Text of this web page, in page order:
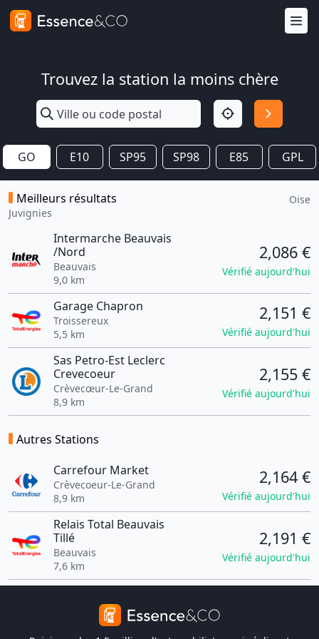
Trouvez la station la moins chère
GO E10 SP95 SP98 E85 GPL
Meilleurs résultats
Juvignies
Oise
Intermarche Beauvais
/Nord
Beauvais
9,0 km
2,086 €
Vérifié aujourd'hui
Garage Chapron
Troissereux
5,5 km
2,151 €
Vérifié aujourd'hui
Sas Petro-Est Leclerc
Crevecoeur
Crèvecœur-Le-Grand
8,9 km
2,155 €
Vérifié aujourd'hui
Autres Stations
Carrefour Market
Crèvecoeur-Le-Grand
8,9 km
2,164 €
Vérifié aujourd'hui
Relais Total Beauvais
Tillé
Beauvais
7,6 km
2,191 €
Vérifié aujourd'hui